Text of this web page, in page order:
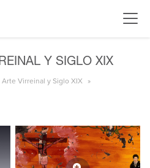
Y SIGLO XIX
Arte Virreinal y Siglo XIX